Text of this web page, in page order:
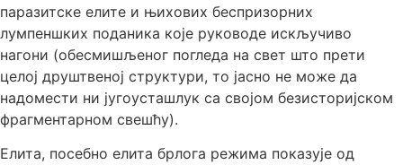
паразитске елите и њихових беспризорних
лумпеншких поданика које руководе искључиво
нагони (обесмишљеног погледа на свет што прети
целој друштвеној структури, то јасно не може да
надомести ни југоусташлук са својом безисторијском
фрагментарном свешћу).
Елита, посебно елита брлога режима показује од